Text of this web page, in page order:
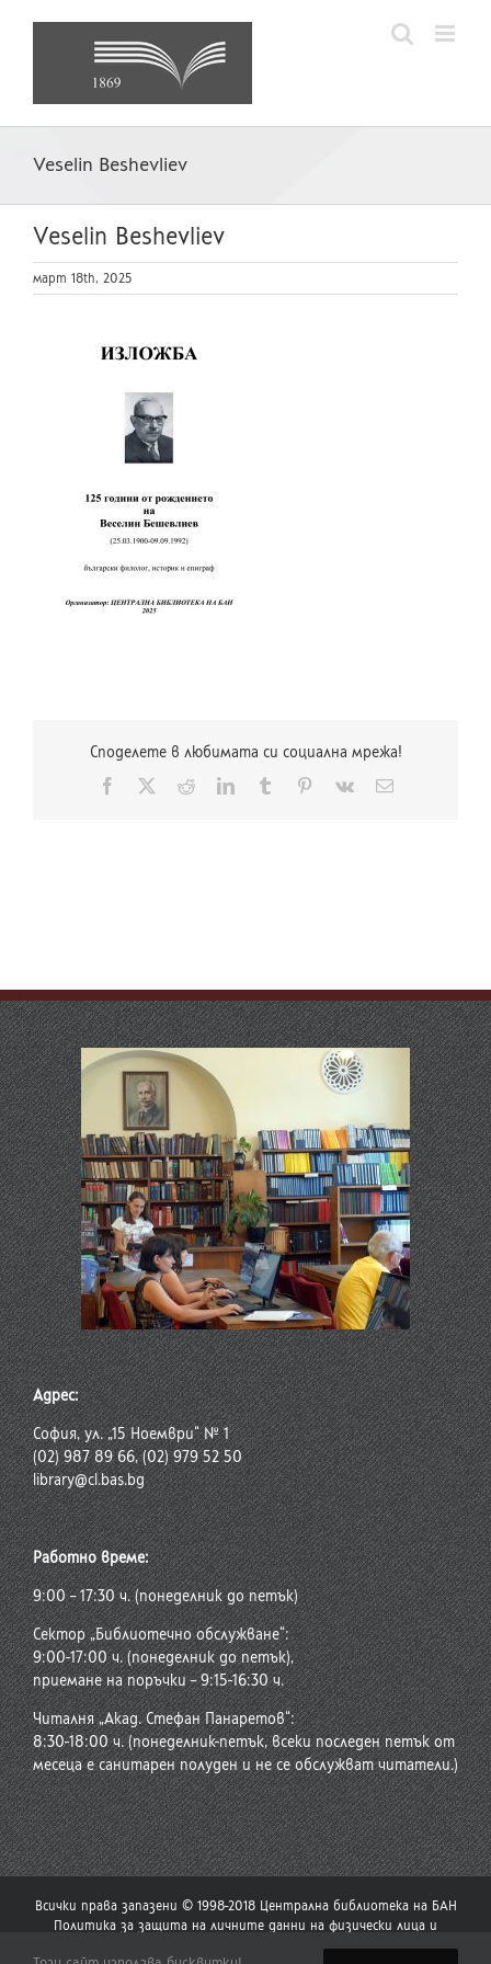
Veselin Beshevliev
Veselin Beshevliev
март 18th, 2025
Споделете в любимата си социална мрежа!
Facebook RedditLinkedInTumblr Pinterest
Vk
Електронна
Адрес:
София, ул. „15 Ноември“ № 1
(02) 987 89 66, (02) 979 52 50
library@cl.bas.bg
Работно време:
9:00 – 17:30 ч. (понеделник до петък)
Сектор „Библиотечно обслужване“:
9:00-17:00 ч. (понеделник до петък),
приемане на поръчки – 9:15-16:30 ч.
Читалня „Акад. Стефан Панаретов“:
8:30-18:00 ч. (понеделник-петък, всеки последен петък от
месеца е санитарен полуден и не се обслужват читатели.)
Всички права запазени © 1998-2018 Централна библиотека на БАН
Политика за защита на личните данни на физически лица и
политика за употреба на бисквитки